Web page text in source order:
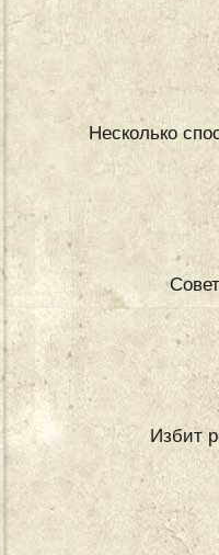
Несколько
Избит